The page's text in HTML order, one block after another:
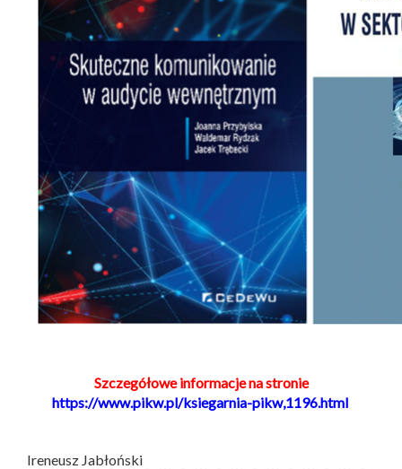
Szczegółowe informacje na stronie
https://www.pikw.pl/ksiegarnia-pikw,1196.html
Ireneusz Jabłoński